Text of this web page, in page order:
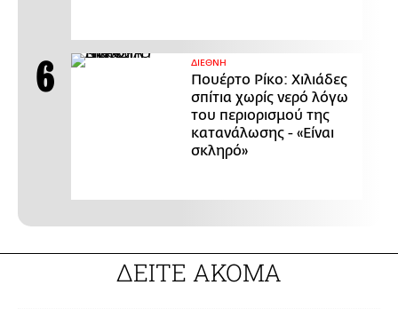
ΔΙΕΘΝΗ
Πουέρτο Ρίκο: Χιλιάδες
σπίτια χωρίς νερό λόγω
του περιορισμού της
κατανάλωσης - «Είναι
σκληρό»
ΔΕΙΤΕ ΑΚΟΜΑ